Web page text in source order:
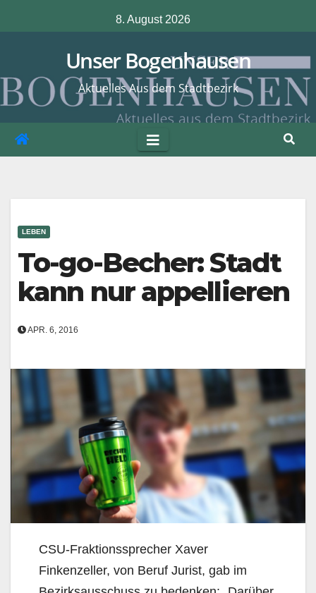
Inhalt
8. August 2026
Unser Bogenhausen
Aktuelles Aus dem Stadtbezirk
LEBEN
To-go-Becher: Stadt
kann nur appellieren
APR. 6, 2016
CSU-Fraktionssprecher Xaver
Finkenzeller, von Beruf Jurist, gab im